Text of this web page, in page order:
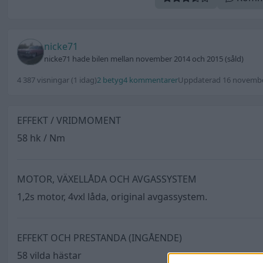
nicke71
nicke71 hade bilen mellan november 2014 och 2015 (såld)
4 387 visningar (1 idag)2 betyg4 kommentarerUppdaterad 16
EFFEKT / VRIDMOMENT
58 hk / Nm
MOTOR, VÄXELLÅDA OCH AVGASSYSTEM
1,2s motor, 4vxl låda, original avgassystem.
EFFEKT OCH PRESTANDA (INGÅENDE)
58 vilda hästar